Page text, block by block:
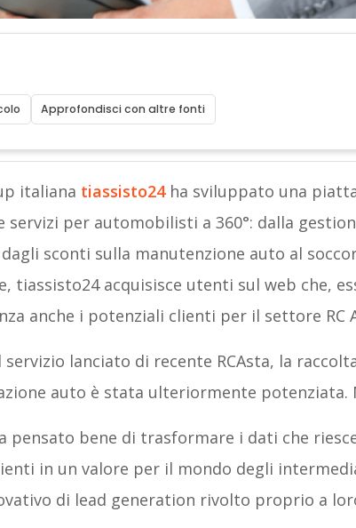
Approfondisci con altre fonti
italiana tiassisto24ha sviluppato una
servizi per automobilisti a 360°: dalla
sconti sulla manutenzione auto al
tiassisto24 acquisisce utenti sul web che,
anche i potenziali clienti per il settore RC
lanciato di recente RCAsta, la
auto è stata ulteriormente potenziata.
pensato bene di trasformare i dati che
in un valore per il mondo degli
di lead generation rivolto proprio a